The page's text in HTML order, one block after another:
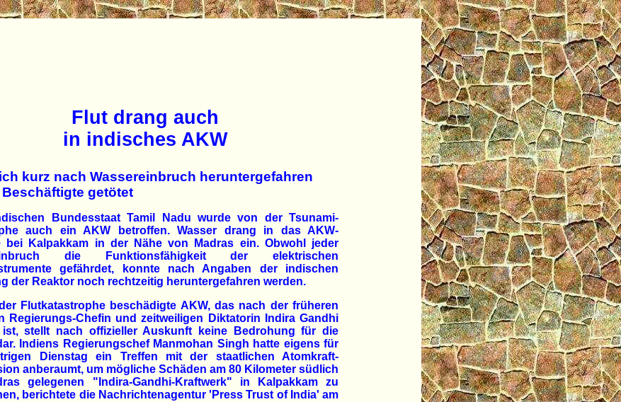
Flut drang auch
in indisches AKW
kurz nach Wassereinbruch heruntergefahren
getötet
Bundesstaat Tamil Nadu wurde von der Tsunami-
auch ein AKW betroffen. Wasser drang in das AKW-
bei Kalpakkam in der Nähe von Madras ein. Obwohl jeder
die Funktionsfähigkeit der elektrischen
gefährdet, konnte nach Angaben der indischen
der Reaktor noch rechtzeitig heruntergefahren werden.
Flutkatastrophe beschädigte AKW, das nach der früheren
Regierungs-Chefin und zeitweiligen Diktatorin Indira Gandhi
ist, stellt nach offizieller Auskunft keine Bedrohung für die
Indiens Regierungschef Manmohan Singh hatte eigens für
Dienstag ein Treffen mit der staatlichen Atomkraft-
anberaumt, um mögliche Schäden am 80 Kilometer südlich
gelegenen "Indira-Gandhi-Kraftwerk" in Kalpakkam zu
berichtete die Nachrichtenagentur 'Press Trust of India' am